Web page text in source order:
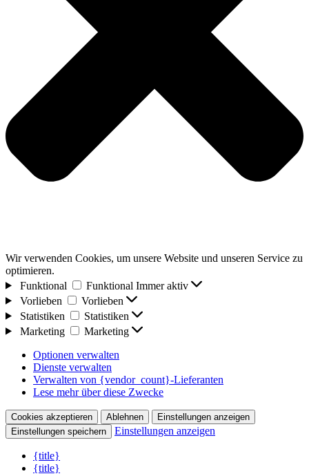
Wir verwenden Cookies, um unsere Website und unseren Service zu
optimieren.
Funktional
Funktional Immer aktiv
Vorlieben
Vorlieben
Statistiken
Statistiken
Marketing
Marketing
Optionen verwalten
Dienste verwalten
Verwalten von {vendor_count}-Lieferanten
Lese mehr über diese Zwecke
Cookies akzeptieren Ablehnen
Einstellungen anzeigen
Einstellungen speichern
Einstellungen anzeigen
{title}
{title}